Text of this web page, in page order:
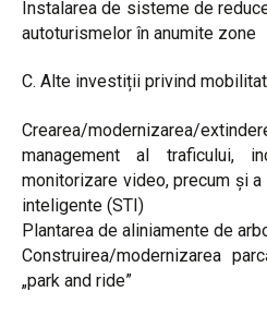
Instalarea de sisteme de
autoturismelor în anumite zone
C. Alte investiții privind
Crearea/modernizarea/
management al traficului,
monitorizare video, precum și
inteligente (STI)
Plantarea de aliniamente de
Construirea/modernizarea
„park and ride”